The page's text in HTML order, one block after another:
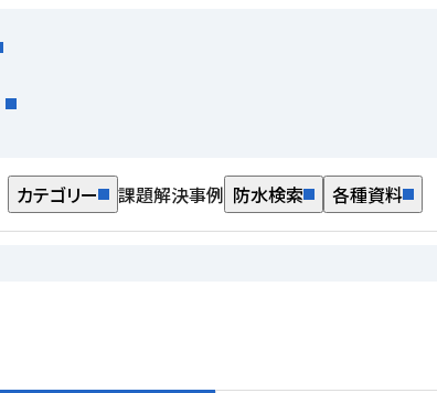
カテゴリー 課題解決事例 防水検索 各種資料